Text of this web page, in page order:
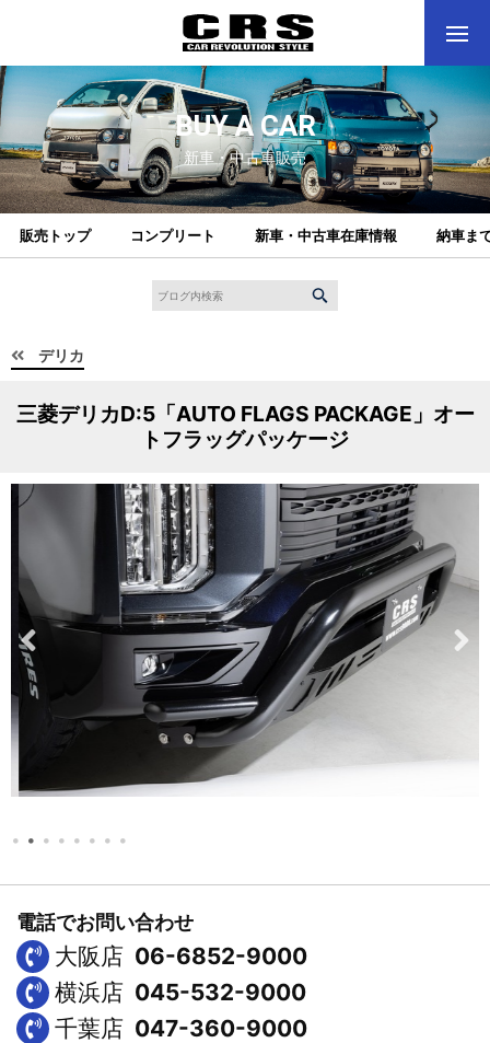
BUY A CAR
新車・中古車販売
販売トップ コンプリート 新車・中古車在庫情報 納車ま
デリカ
三菱デリカD:5「AUTO FLAGS PACKAGE」オー
トフラッグパッケージ
電話でお問い合わせ
大阪店 06-6852-9000
横浜店 045-532-9000
千葉店 047-360-9000